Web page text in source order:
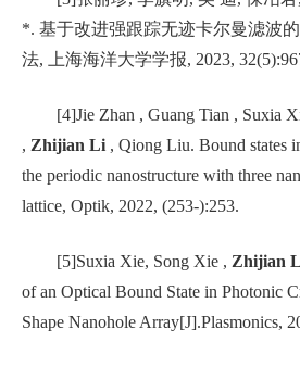
*. 基于改进强跟踪无迹卡尔曼滤波
法, 上海海洋大学学报, 2023,
[4]Jie Zhan , Guang Tian , Suxia
, Zhijian Li , Qiong Liu. Bound states
the periodic nanostructure with three
lattice, Optik, 2022, (253-):253.
[5]Suxia Xie, Song Xie , Zhijian
of an Optical Bound State in Photonic
Shape Nanohole Array[J].Plasmonics,